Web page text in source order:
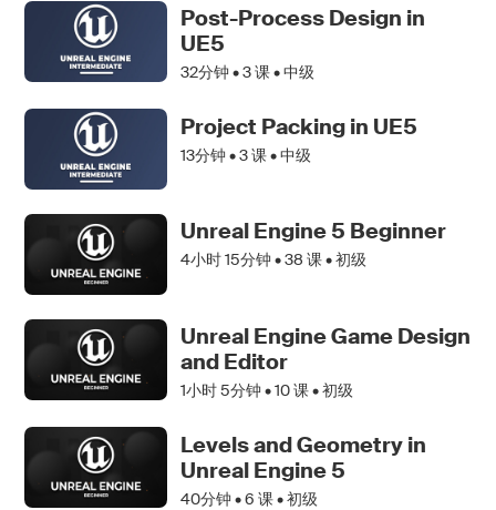
Post-Process Design in
UE5
32分钟 •3课 • 中级
Project Packing in UE5
13分钟 •3课 • 中级
Unreal Engine 5 Beginner
4小时 15分钟 •38 课 • 初级
Unreal Engine Game Design
and Editor
1小时 5分钟 •10课 • 初级
Levels and Geometry in
Unreal Engine 5
40分钟 •6 课 • 初级